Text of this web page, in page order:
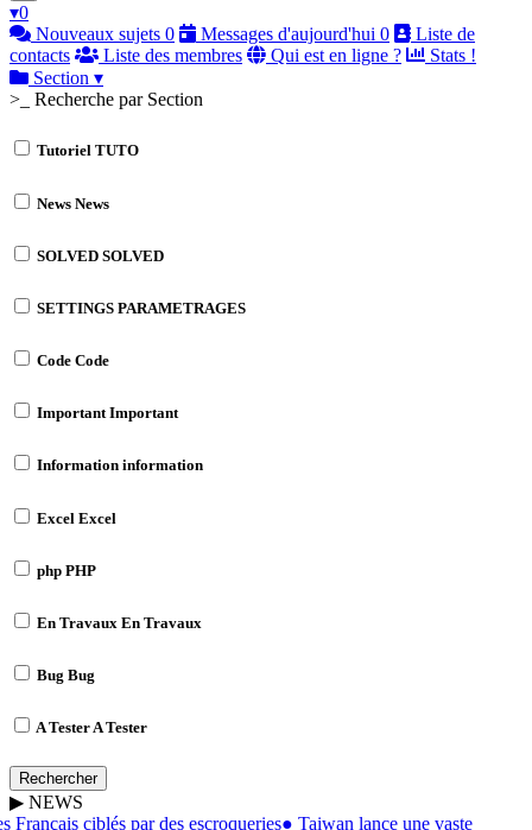
▾0
Nouveaux sujets 0 Messages d'aujourd'hui 0
Liste de
contacts
Liste des membres Qui est en ligne ?
Stats !
Section ▾
>_ Recherche par Section
Tutoriel TUTO
News News
SOLVED SOLVED
SETTINGS PARAMETRAGES
Code Code
ImportantImportant
Information information
Excel Excel
php PHP
En Travaux En Travaux
Bug Bug
A TesterA Tester
Rechercher
▶ NEWS
Français ciblés par des escroqueries●Taiwan lance une vaste